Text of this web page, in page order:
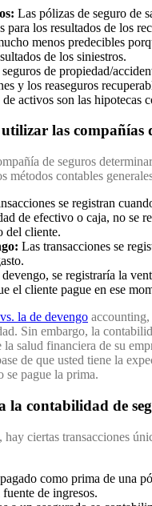
Las pólizas de seguro de
para los resultados de los
menos predecibles
de los siniestros.
de propiedad/
y los reaseguros
activos son las hipotecas
las compañías
de seguros
métodos contables
se registran
de efectivo o caja, no se
del cliente.
Las transacciones se
se registraría la
el cliente pague en ese
la de devengo
Sin embargo, la
salud financiera de su
de que usted tiene la
se pague la prima.
la contabilidad de
ciertas transacciones
como prima de una
de ingresos.